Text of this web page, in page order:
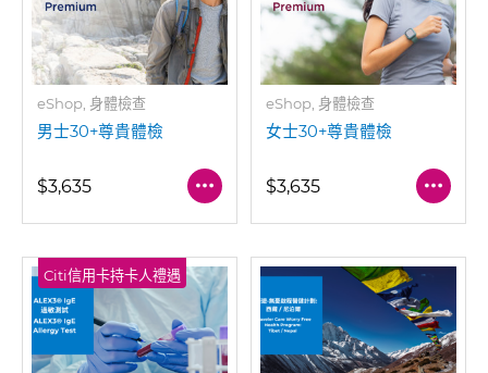
eShop, 身體檢查
男士30+尊貴體檢
$3,635
eShop, 身體檢查
女士30+尊貴體檢
$3,635
Citi信用卡持卡人禮遇